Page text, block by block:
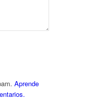
Aprende